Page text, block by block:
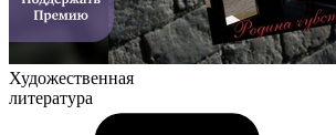
Художественная
литература